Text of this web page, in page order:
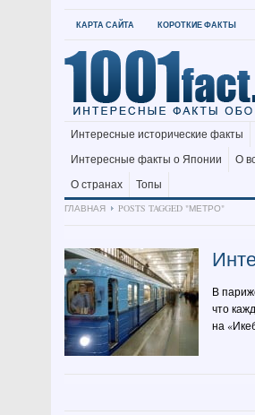
КАРТА САЙТА КОРОТКИЕ ФАКТЫ
Интересные исторические факты
Интересные факты о Японии
О
О странах
Топы
ГЛАВНАЯ
POSTS TAGGED "МЕТРО"
В
что
на